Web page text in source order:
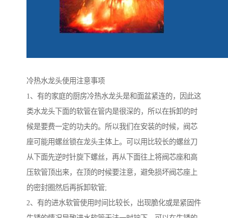
冷热水龙头使用注意事项
1、有的家庭的厨房冷热水龙头是和面盆紧连的，因此这
类水龙头下面的软管在管内是很深的，所以在拆卸的时
候是要费一定的功夫的。所以我们在安装的时候，阀芯
座可能用螺丝锁在龙头主体上。可以用比较长的螺丝刀
从下面先逆时针旋下螺丝，再从下面往上将阀芯座和高
压软管顶出来，在顶的时候要注意，避免损坏阀芯座上
的密封圈然后再拆卸软管;
2、有的进水软管使用时间比较长，出现脆化或是紧固件